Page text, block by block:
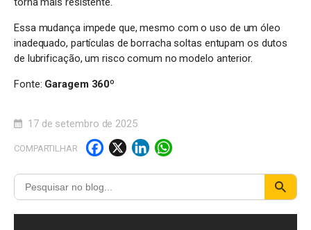
Essa mudança impede que, mesmo com o uso de um óleo
inadequado, partículas de borracha soltas entupam os dutos
de lubrificação, um risco comum no modelo anterior.
Fonte: Garagem 360º
17 de setembro de 2025
COMPARTILHAR
F
a
c
e
X Li
n
k
e
W
h
a
t